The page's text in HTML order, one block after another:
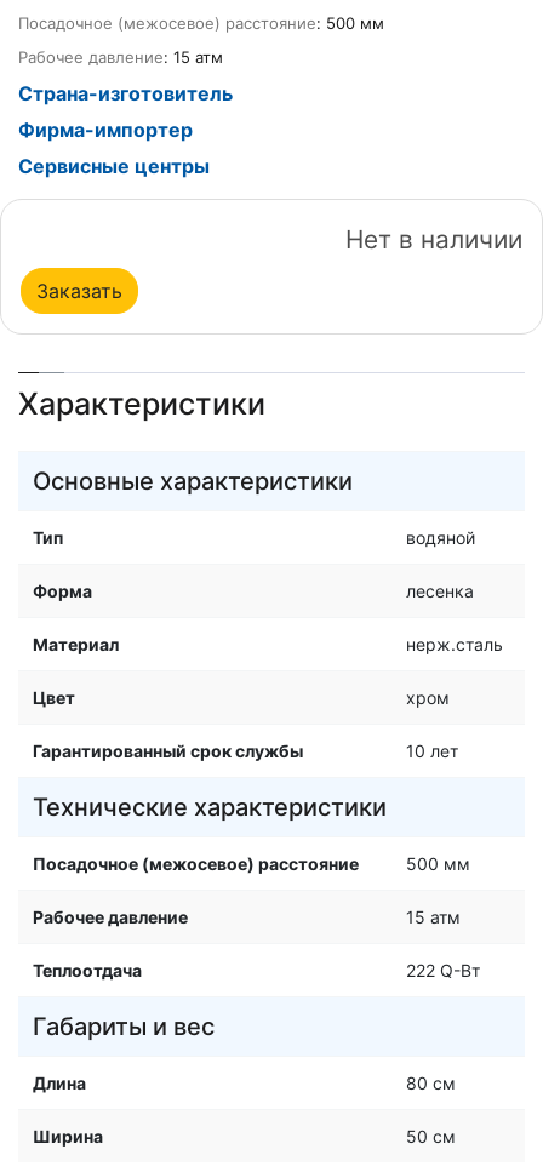
Посадочное (межосевое) расстояние: 500 мм
Рабочее давление: 15 атм
Страна-изготовитель
Фирма-импортер
Сервисные центры
Нет в наличии
Заказать
Характеристики
Основные характеристики
Тип водяной
Форма лесенка
Материал нерж.сталь
Цвет хром
Гарантированный срок службы 10 лет
Технические характеристики
Посадочное (межосевое) расстояние 500 мм
Рабочее давление 15 атм
Теплоотдача 222 Q-Вт
Габариты и вес
Длина 80 см
Ширина 50 см